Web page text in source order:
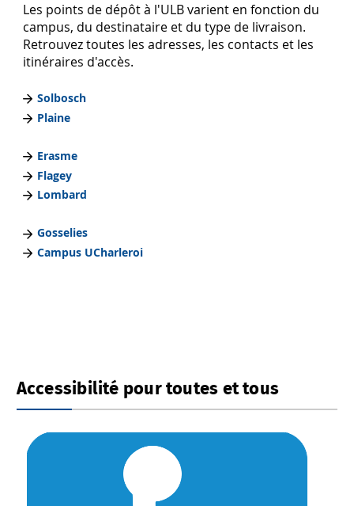
Les points de dépôt à l'ULB varient en fonction du
campus, du destinataire et du type de livraison.
Retrouvez toutes les adresses, les contacts et les
itinéraires d'accès.
Solbosch
Plaine
Erasme
Flagey
Lombard
Gosselies
Campus UCharleroi
Accessibilité pour toutes et tous